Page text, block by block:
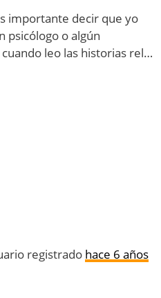
importante decir que yo
psicólogo o algún
leo las historias rel…
registrado hace 6 años